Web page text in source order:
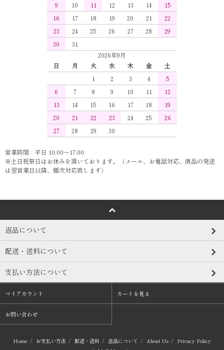
9
10 11 12 13 14
15
16
17 18 19 20 21
22
23
24 25 26 27 28
29
30
31
2026年9月
日
月 火 水 木 金
土
1
2 3 4
5
6
7 8 9 10 11
12
13
14 15 16 17 18
19
20
21 22 23 24 25
26
27
28 29 30
営業時間：平日 10:00～17:00
※土日祝祭日はお休みを頂いております。（メール、お電話対応、商品の発送
は翌営業日以降、順次対応致します）
返品について
配送・送料について
支払い方法について
マイアカウント カートを見る
お問い合わせ
Home / お支払い方法 / 配送・送料 / 返品について / About Us / Privacy Policy